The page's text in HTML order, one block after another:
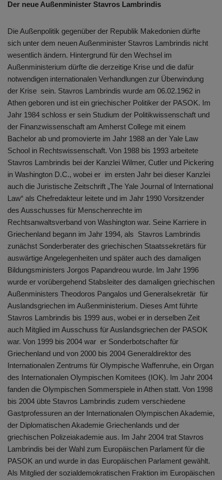
Der neue Außenminister Stavros Lambrindis
Die Außenpolitik gegenüber der Republik Makedonien dürfte
sich unter dem neuen Außenminister Stavros Lambrindis nicht
wesentlich ändern. Hintergrund für den Wechsel im
Außenministerium dürfte die derzeitige Krise und die dafür
notwendigen internationalen Verhandlungen zur Überwindung
der Krise sein. Stavros Lambrindis wurde am 06.02.1962 in
Athen geboren und ist ein griechischer Politiker der PASOK. Im
Jahr 1984 schloss er sein Studium der Politikwissenschaft und
der Finanzwissenschaft am Amherst College mit einem
Bachelor ab und promovierte im Jahr 1988 an der Yale Law
School in Rechtswissenschaft. Von 1988 bis 1993 arbeitete
Stavros Lambrindis bei der Kanzlei Wilmer, Cutler und Pickering
in Washington D.C., wobei er im ersten Jahr bei dieser Kanzlei
auch die Juristische Zeitschrift „The Yale Journal of International
Law“ als Chefredakteur leitete und im Jahr 1990 Vorsitzender
des Ausschusses für Menschenrechte im
Rechtsanwaltsverband von Washington war. Seine Karriere in
Griechenland begann im Jahr 1994, als Stavros Lambrindis
zunächst Sonderberater des griechischen Staatssekretärs für
auswärtige Angelegenheiten und später auch des damaligen
Bildungsministers Jorgos Papandreou wurde. Im Jahr 1996
wurde er vorübergehend Stabsleiter des damaligen griechischen
Außenministers Theodoros Pangalos und Generalsekretär für
Auslandsgriechen im Außenministerium. Dieses Amt führte
Stavros Lambrindis bis 1999 aus, wobei er in derselben Zeit
auch Mitglied im Ausschuss für Auslandsgriechen der PASOK
war. Von 1999 bis 2004 war er Sonderbotschafter für
Griechenland und von 2000 bis 2004 Generaldirektor des
Internationalen Zentrums für Olympische Waffenruhe, ein Organ
des Internationalen Olympischen Komitees (IOK). Im Jahr 2004
fanden die Olympischen Sommerspiele in Athen statt. Von 1998
bis 2004 übte Stavros Lambrindis zudem verschiedene
Gastprofessuren an der Internationalen Olympischen Akademie,
der Diplomatischen Akademie Griechenlands und der
griechischen Polizeiakademie aus. Im Jahr 2004 trat Stavros
Lambrindis bei der Wahl zum Europäischen Parlament für die
PASOK an und wurde in das Europäischen Parlament gewählt.
Als Mitglied der sozialdemokratischen Fraktion im Europäischen